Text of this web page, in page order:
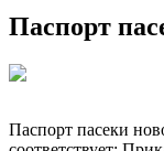
Паспорт
Паспорт пасеки